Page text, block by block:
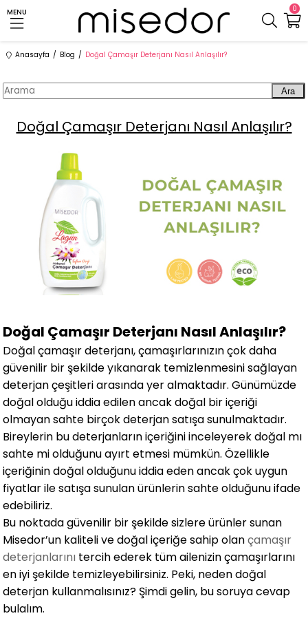
0
MENU
Anasayfa Blog Doğal Çamaşır Deterjanı Nasıl Anlaşılır?
Ara
Doğal Çamaşır Deterjanı Nasıl Anlaşılır?
Doğal Çamaşır Deterjanı Nasıl Anlaşılır?
Doğal çamaşır deterjanı, çamaşırlarınızın çok daha
güvenilir bir şekilde yıkanarak temizlenmesini sağlayan
deterjan çeşitleri arasında yer almaktadır. Günümüzde
doğal olduğu iddia edilen ancak doğal bir içeriği
olmayan sahte birçok deterjan satışa sunulmaktadır.
Bireylerin bu deterjanların içeriğini inceleyerek doğal mı
sahte mi olduğunu ayırt etmesi mümkün. Özellikle
içeriğinin doğal olduğunu iddia eden ancak çok uygun
fiyatlar ile satışa sunulan ürünlerin sahte olduğunu ifade
edebiliriz.
Bu noktada güvenilir bir şekilde sizlere ürünler sunan
Misedor’un kaliteli ve doğal içeriğe sahip olançamaşır
deterjanlarını tercih ederek tüm ailenizin çamaşırlarını
en iyi şekilde temizleyebilirsiniz. Peki, neden doğal
deterjan kullanmalısınız? Şimdi gelin, bu soruya cevap
bulalım.